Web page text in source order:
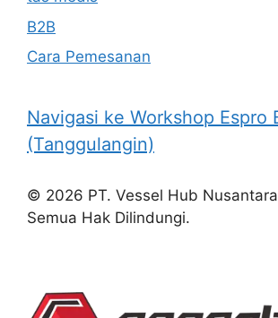
B2B
Cara Pemesanan
Navigasi ke Workshop Espro
(Tanggulangin)
© 2026 PT. Vessel Hub
Semua Hak Dilindungi.